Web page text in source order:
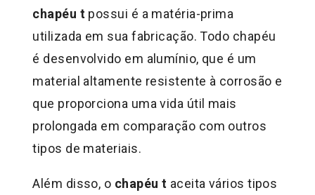
chapéu t possui é a matéria-prima
utilizada em sua fabricação. Todo chapéu
é desenvolvido em alumínio, que é um
material altamente resistente à corrosão e
que proporciona uma vida útil mais
prolongada em comparação com outros
tipos de materiais.
Além disso, o chapéu t aceita vários tipos